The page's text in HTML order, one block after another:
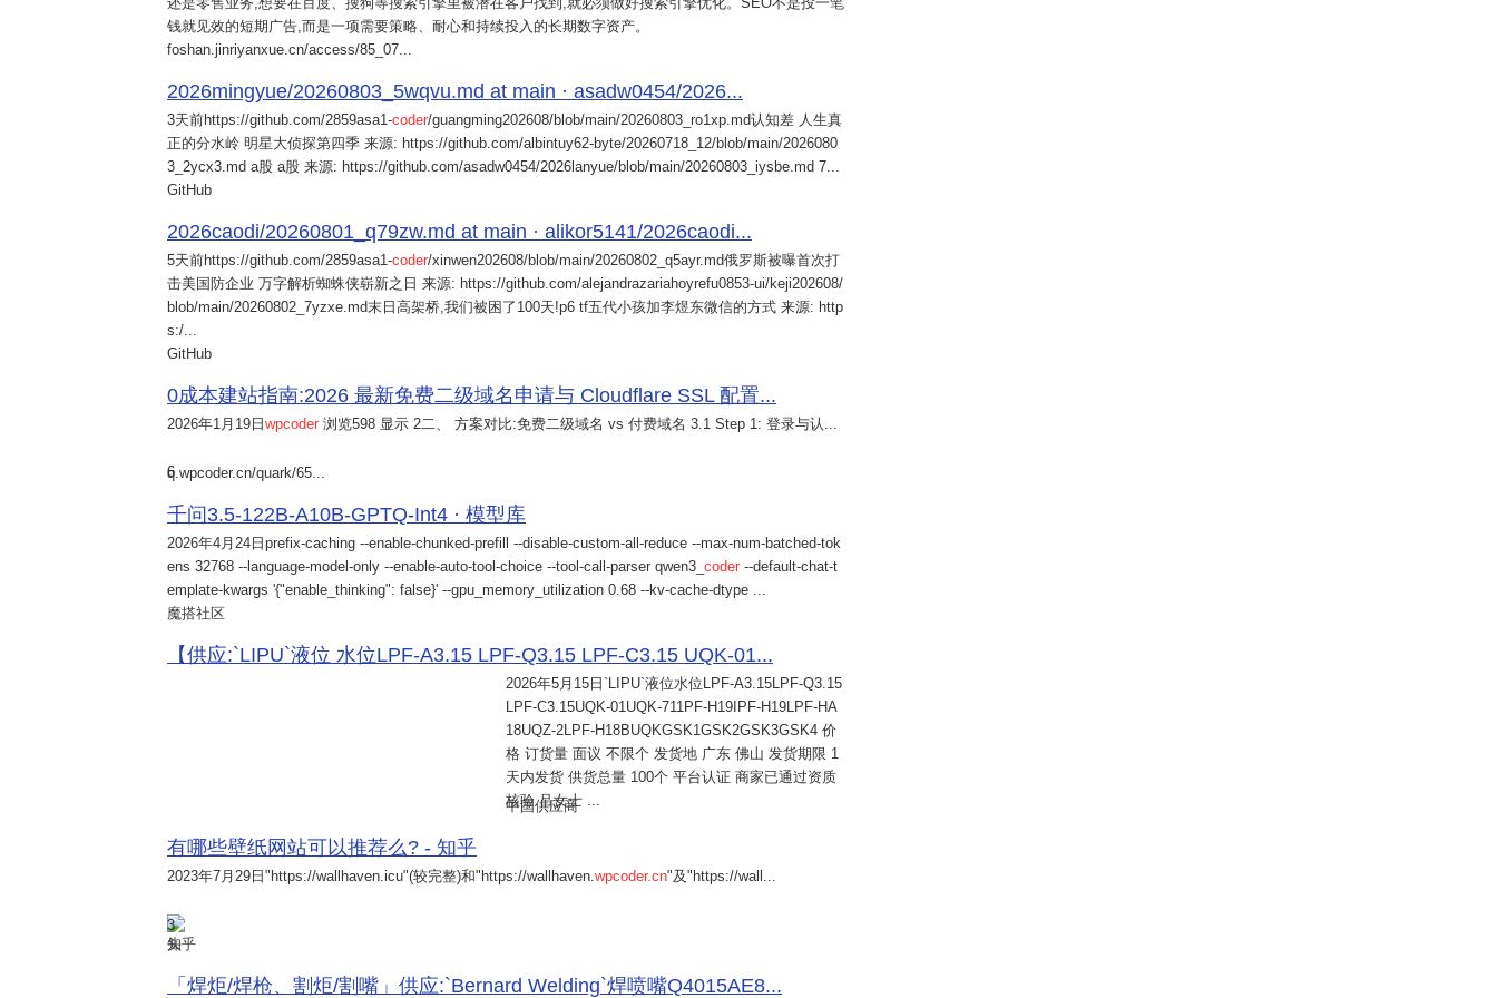
钱就见效的短期广告,而是一项需要策略、耐心和持续投入的长期数字资产。
foshan.jinriyanxue.cn/access/85_07...
2026mingyue/20260803_5wqvu.md at main · asadw0454/2026...
3天前https://github.com/2859asa1-coder/guangming202608/blob/main/20260803_ro1xp.md认知差 人生真
正的分水岭 明星大侦探第四季 来源: https://github.com/albintuy62-byte/20260718_12/blob/main/2026080
3_2ycx3.md a股 a股 来源: https://github.com/asadw0454/2026lanyue/blob/main/20260803_iysbe.md 7...
GitHub
2026caodi/20260801_q79zw.md at main · alikor5141/2026caodi...
5天前https://github.com/2859asa1-coder/xinwen202608/blob/main/20260802_q5ayr.md俄罗斯被曝首次打
击美国防企业 万字解析蜘蛛侠崭新之日 来源: https://github.com/alejandrazariahoyrefu0853-ui/keji202608/
blob/main/20260802_7yzxe.md末日高架桥,我们被困了100天!p6 tf五代小孩加李煜东微信的方式 来源: http
s:/...
GitHub
0成本建站指南:2026 最新免费二级域名申请与 Cloudflare SSL 配置...
2026年1月19日wpcoder 浏览598 显示 2二、 方案对比:免费二级域名 vs 付费域名 3.1 Step 1: 登录与认...
6
q.wpcoder.cn/quark/65...
千问3.5-122B-A10B-GPTQ-Int4 · 模型库
2026年4月24日 prefix-caching --enable-chunked-prefill --disable-custom-all-reduce --max-num-batched-tok
ens 32768 --language-model-only --enable-auto-tool-choice --tool-call-parser qwen3_ coder --default-chat-t
emplate-kwargs '{"enable_thinking": false}' --gpu_memory_utilization 0.68 --kv-cache-dtype ...
魔搭社区
【供应:`LIPU`液位 水位LPF-A3.15 LPF-Q3.15 LPF-C3.15 UQK-01...
2026年5月15日 `LIPU`液位水位LPF-A3.15LPF-Q3.15
LPF-C3.15UQK-01UQK-711PF-H19IPF-H19LPF-HA
18UQZ-2LPF-H18BUQKGSK1GSK2GSK3GSK4 价
格 订货量 面议 不限个 发货地 广东 佛山 发货期限 1
天内发货 供货总量 100个 平台认证 商家已通过资质
核验 吕女士 ...
中国供应商
有哪些壁纸网站可以推荐么? - 知乎
2023年7月29日 "https://wallhaven.icu"(较完整)和"https://wallhaven.wpcoder.cn"及"https://wall...
3
知乎
「焊炬/焊枪、割炬/割嘴」供应:`Bernard Welding`焊喷嘴Q4015AE8...